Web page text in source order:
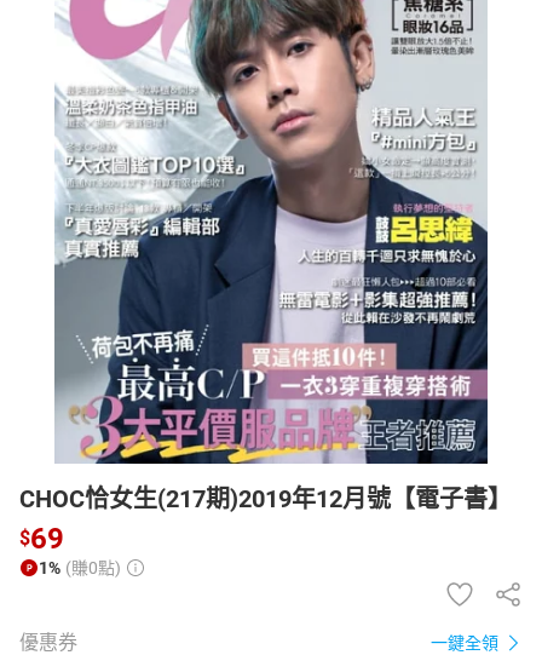
居家生活 3C家電 運動休閒
女裝 男裝 化妝保養 情趣用品
電子/紙本書
HOT
CHOC恰女生(217期)2019年12月號【電子書】
$69
1% (賺0點)
優惠券 一鍵全領